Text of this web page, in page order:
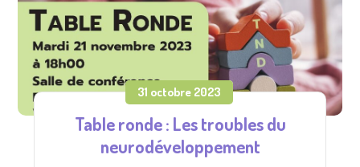
31 octobre 2023
Table ronde : Les troubles du
neurodéveloppement